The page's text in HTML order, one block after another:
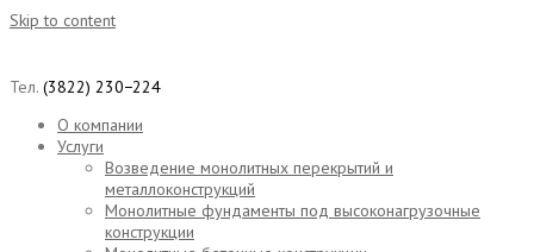
Skip to content
Тел. (3822) 230−224
О компании
Услуги
Возведение монолитных перекрытий и
металлоконструкций
Монолитные фундаменты под высоконагрузочные
конструкции